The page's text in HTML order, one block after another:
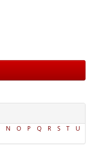
N O P Q R S T
U